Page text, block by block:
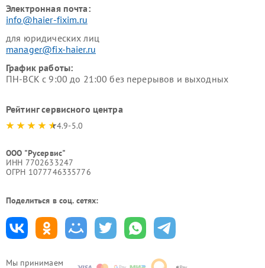
Мы принимаем
Электронная почта:
info@haier-fixim.ru
для юридических лиц
manager@fix-haier.ru
График работы:
ПН-ВСК с 9:00 до 21:00 без перерывов и выходных
Рейтинг сервисного центра
4.9-5.0
ООО "Русервис"
ИНН 7702633247
ОГРН 1077746335776
Поделиться в соц. сетях: